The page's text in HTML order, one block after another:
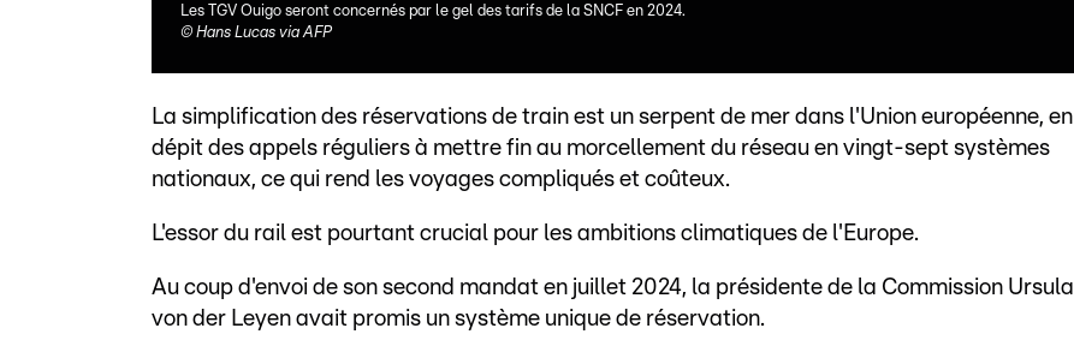
Les TGV Ouigo seront concernés par le gel des tarifs de la SNCF en 2024.
© Hans Lucas via AFP
La simplification des réservations de train est un serpent de mer dans l'Union européenne, en
dépit des appels réguliers à mettre fin au morcellement du réseau en vingt-sept systèmes
nationaux, ce qui rend les voyages compliqués et coûteux.
L'essor du rail est pourtant crucial pour les ambitions climatiques de l'Europe.
Au coup d'envoi de son second mandat en juillet 2024, la présidente de la Commission Ursula
von der Leyen avait promis un système unique de réservation.